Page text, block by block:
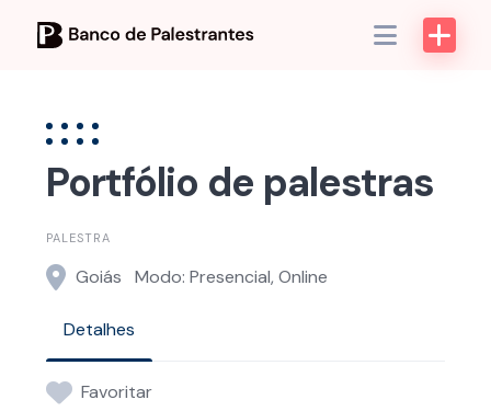
Portfólio de palestras
PALESTRA
Goiás Modo: Presencial, Online
Detalhes
Favoritar